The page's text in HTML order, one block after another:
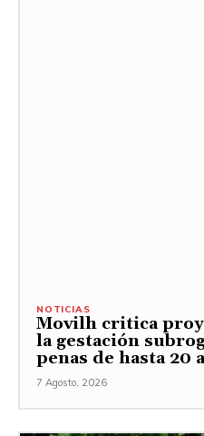
NOTICIAS
Movilh critica
la gestación
penas de hasta 20
7 Agosto, 2026